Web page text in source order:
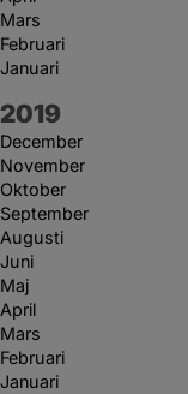
Mars
Februari
Januari
År:
2019
December
November
Oktober
September
Augusti
Juni
Maj
April
Mars
Februari
Januari